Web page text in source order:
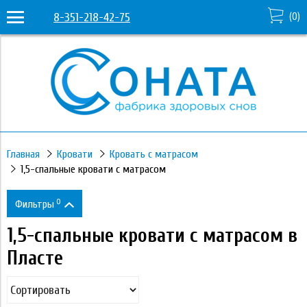
8-351-218-42-75 (0)
Главная Кровати
Кровать с матрасом
1,5-спальные кровати с матрасом
Фильтры 0
Цена
1,5-спальные кровати с матрасом в
Пласте